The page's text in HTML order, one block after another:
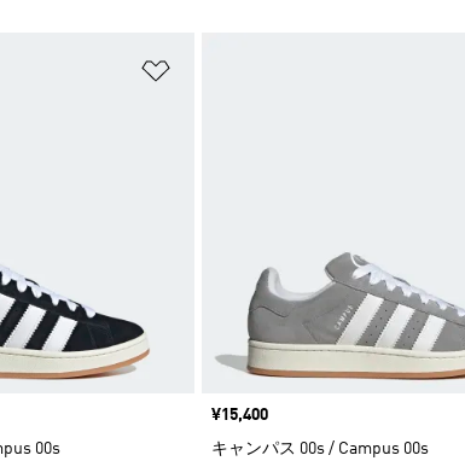
00s
価格
¥15,400
キャンパス 00s / Campus 00s